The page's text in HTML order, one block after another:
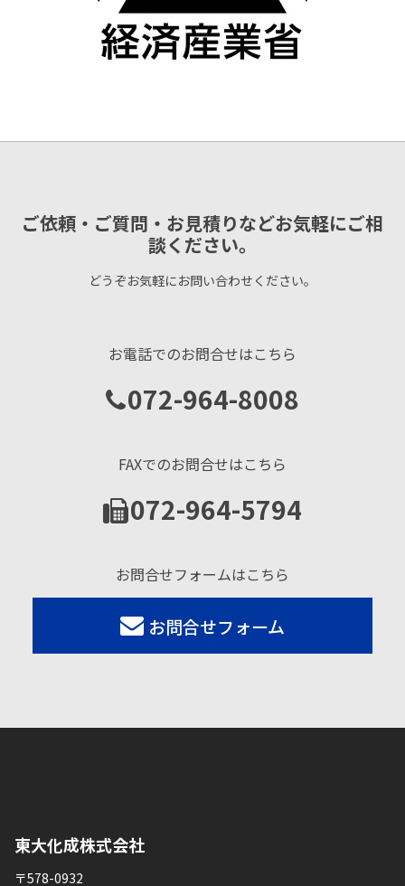
ご依頼・ご質問・お見積りなどお気軽にご相
談ください。
どうぞお気軽にお問い合わせください。
お電話でのお問合せはこちら
072-964-8008
FAXでのお問合せはこちら
072-964-5794
お問合せフォームはこちら
お問合せフォーム
東大化成株式会社
〒578-0932